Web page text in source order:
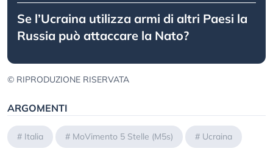
Se l’Ucraina utilizza armi di altri Paesi la
Russia può attaccare la Nato?
© RIPRODUZIONE RISERVATA
ARGOMENTI
# Italia # MoVimento 5 Stelle (M5s) # Ucraina